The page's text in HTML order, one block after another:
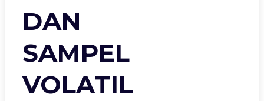
DAN
SAMPEL
VOLATIL